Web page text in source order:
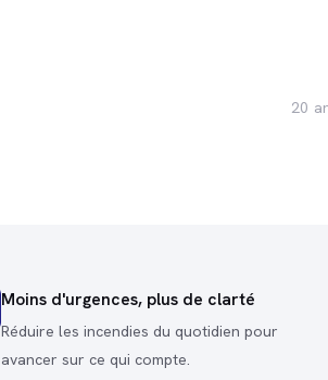
20
Moins d'urgences, plus de clarté
Réduire les incendies du quotidien pour
avancer sur ce qui compte.